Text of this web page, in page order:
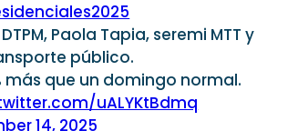
Paola Tapia, seremi MTT y
público.
más que un domingo normal.
uALYKtBdmq
14, 2025